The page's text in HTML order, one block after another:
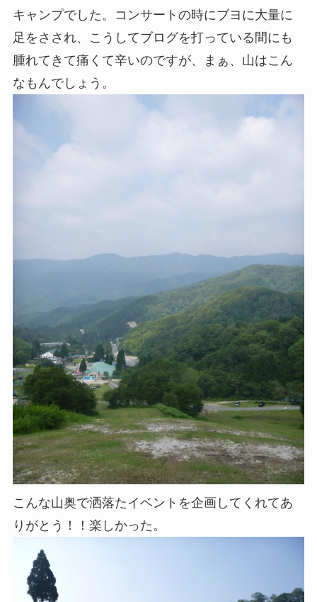
キャンプでした。コンサートの時にブヨに大量に
足をさされ、こうしてブログを打っている間にも
腫れてきて痛くて辛いのですが、まぁ、山はこん
なもんでしょう。
こんな山奥で洒落たイベントを企画してくれてあ
りがとう！！楽しかった。